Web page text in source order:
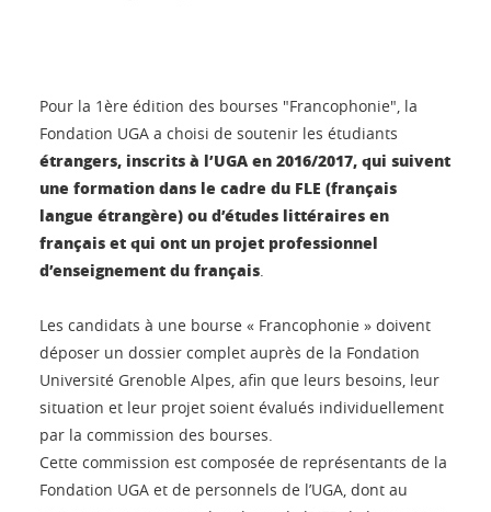
Pour la 1ère édition des bourses "Francophonie", la
Fondation UGA a choisi de soutenir les étudiants
étrangers, inscrits à l’UGA en 2016/2017, qui suivent
une formation dans le cadre du FLE (français
langue étrangère) ou d’études littéraires en
français et qui ont un projet professionnel
d’enseignement du français.
Les candidats à une bourse « Francophonie » doivent
déposer un dossier complet auprès de la Fondation
Université Grenoble Alpes, afin que leurs besoins, leur
situation et leur projet soient évalués individuellement
par la commission des bourses.
Cette commission est composée de représentants de la
Fondation UGA et de personnels de l’UGA, dont au